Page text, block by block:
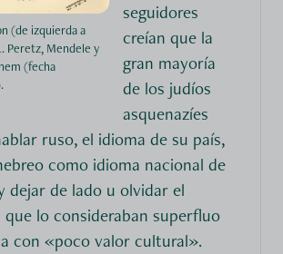
(de izquierda a
Peretz, Mendele y
(fecha
seguidores
creían que la
gran mayoría
de los judíos
asquenazíes
ruso, el idioma de su país,
como idioma nacional de
dejar de lado u olvidar el
que lo consideraban superfluo
con «poco valor cultural».